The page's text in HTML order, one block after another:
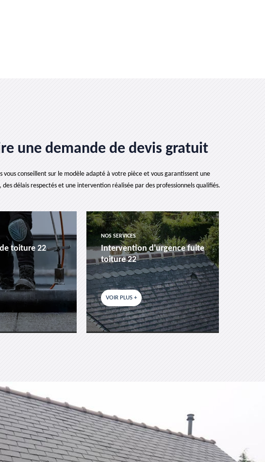
une demande de devis gratuit
conseillent sur le modèle adapté à votre pièce et vous garantissent une
délais respectés et une intervention réalisée par des professionnels qualifiés.
toiture 22
NOS SERVICES
Intervention d'urgence fuite
toiture 22
VOIR PLUS +